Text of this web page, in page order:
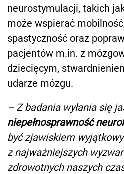
neurostymulacji, takich
może wspierać
spastyczność oraz
pacjentów m.in. z
dziecięcym,
udarze mózgu.
– Z badania wyłania się
niepełnosprawność
być zjawiskiem
z najważniejszych
zdrowotnych naszych